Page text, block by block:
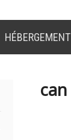
HÉBERGEMENT
can